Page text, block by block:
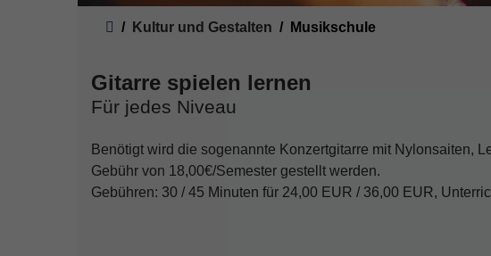
Kultur und Gestalten Musikschule
Gitarre spielen lernen
Für jedes Niveau
Benötigt wird die sogenannte Konzertgitarre mit Nylonsaiten,
Gebühr von 18,00€/Semester gestellt werden.
Gebühren: 30 / 45 Minuten für 24,00 EUR / 36,00 EUR,